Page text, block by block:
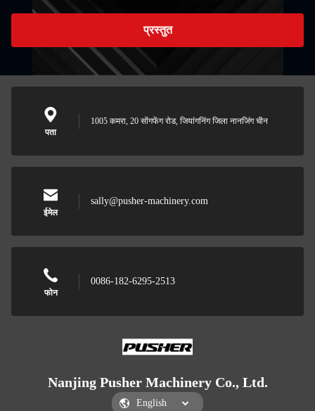
प्रस्तुत
पता
1005 कमरा, 20 सोंगफेंग रोड, जियांगनिंग जिला नानजिंग चीन
ईमेल
sally@pusher-machinery.com
फोन
0086-182-6295-2513
Nanjing Pusher Machinery Co., Ltd.